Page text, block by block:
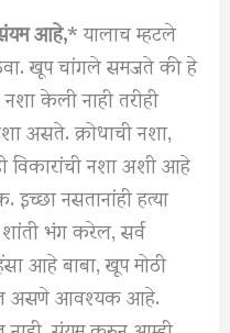
आहे,* यालाच म्हटले
खूप चांगले समजते की हे
केली नाही तरीही
असते. क्रोधाची नशा,
विकारांची नशा अशी आहे
इच्छा नसतानांही हत्या
भंग करेल, सर्व
आहे बाबा, खूप मोठी
असणे आवश्यक आहे.